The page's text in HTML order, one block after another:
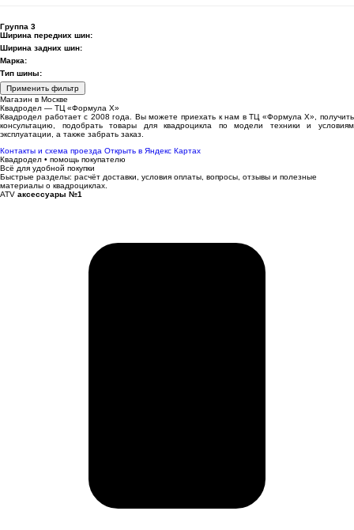
Группа 3
Ширина передних шин:
Ширина задних шин:
Марка:
Тип шины:
Применить фильтр
Магазин в Москве
Квадродел — ТЦ «Формула Х»
Квадродел работает с 2008 года. Вы можете приехать к нам в ТЦ «Формула Х», получить
консультацию, подобрать товары для квадроцикла по модели техники и условиям
эксплуатации, а также забрать заказ.
Контакты и схема проезда Открыть в Яндекс Картах
Квадродел • помощь покупателю
Всё для удобной покупки
Быстрые разделы: расчёт доставки, условия оплаты, вопросы, отзывы и полезные
материалы о квадроциклах.
ATV аксессуары №1